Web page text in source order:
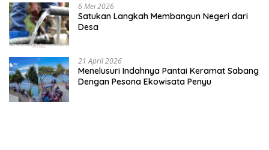
6 Mei 2026
Satukan Langkah Membangun Negeri dari
Desa
21 April 2026
Menelusuri Indahnya Pantai Keramat Sabang
Dengan Pesona Ekowisata Penyu